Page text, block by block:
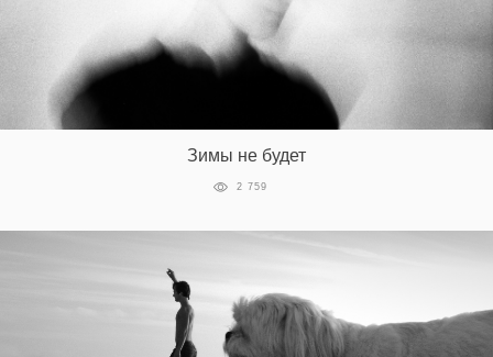
Зимы не будет
2 759